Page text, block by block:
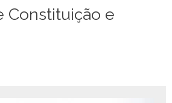
Constituição e